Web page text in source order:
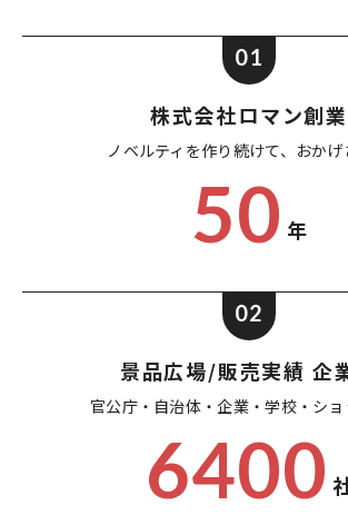
01
株式会社ロマン創業
ノベルティを作り続けて、 おか
50 年
02
景品広場/販売実績 企
官公庁・自治体・企業・学校・シ
6400